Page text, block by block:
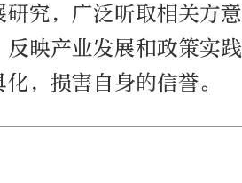
究，广泛听取相关方意
映产业发展和政策实践
，损害自身的信誉。